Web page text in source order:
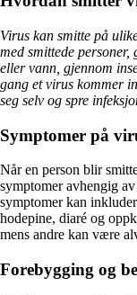
Virus kan smitte på
med smittede
eller vann, gjennom
gang et virus kommer
seg selv og spre
Symptomer på
Når en person blir
symptomer avhengig
symptomer kan
hodepine, diaré og
mens andre kan være
Forebygging og